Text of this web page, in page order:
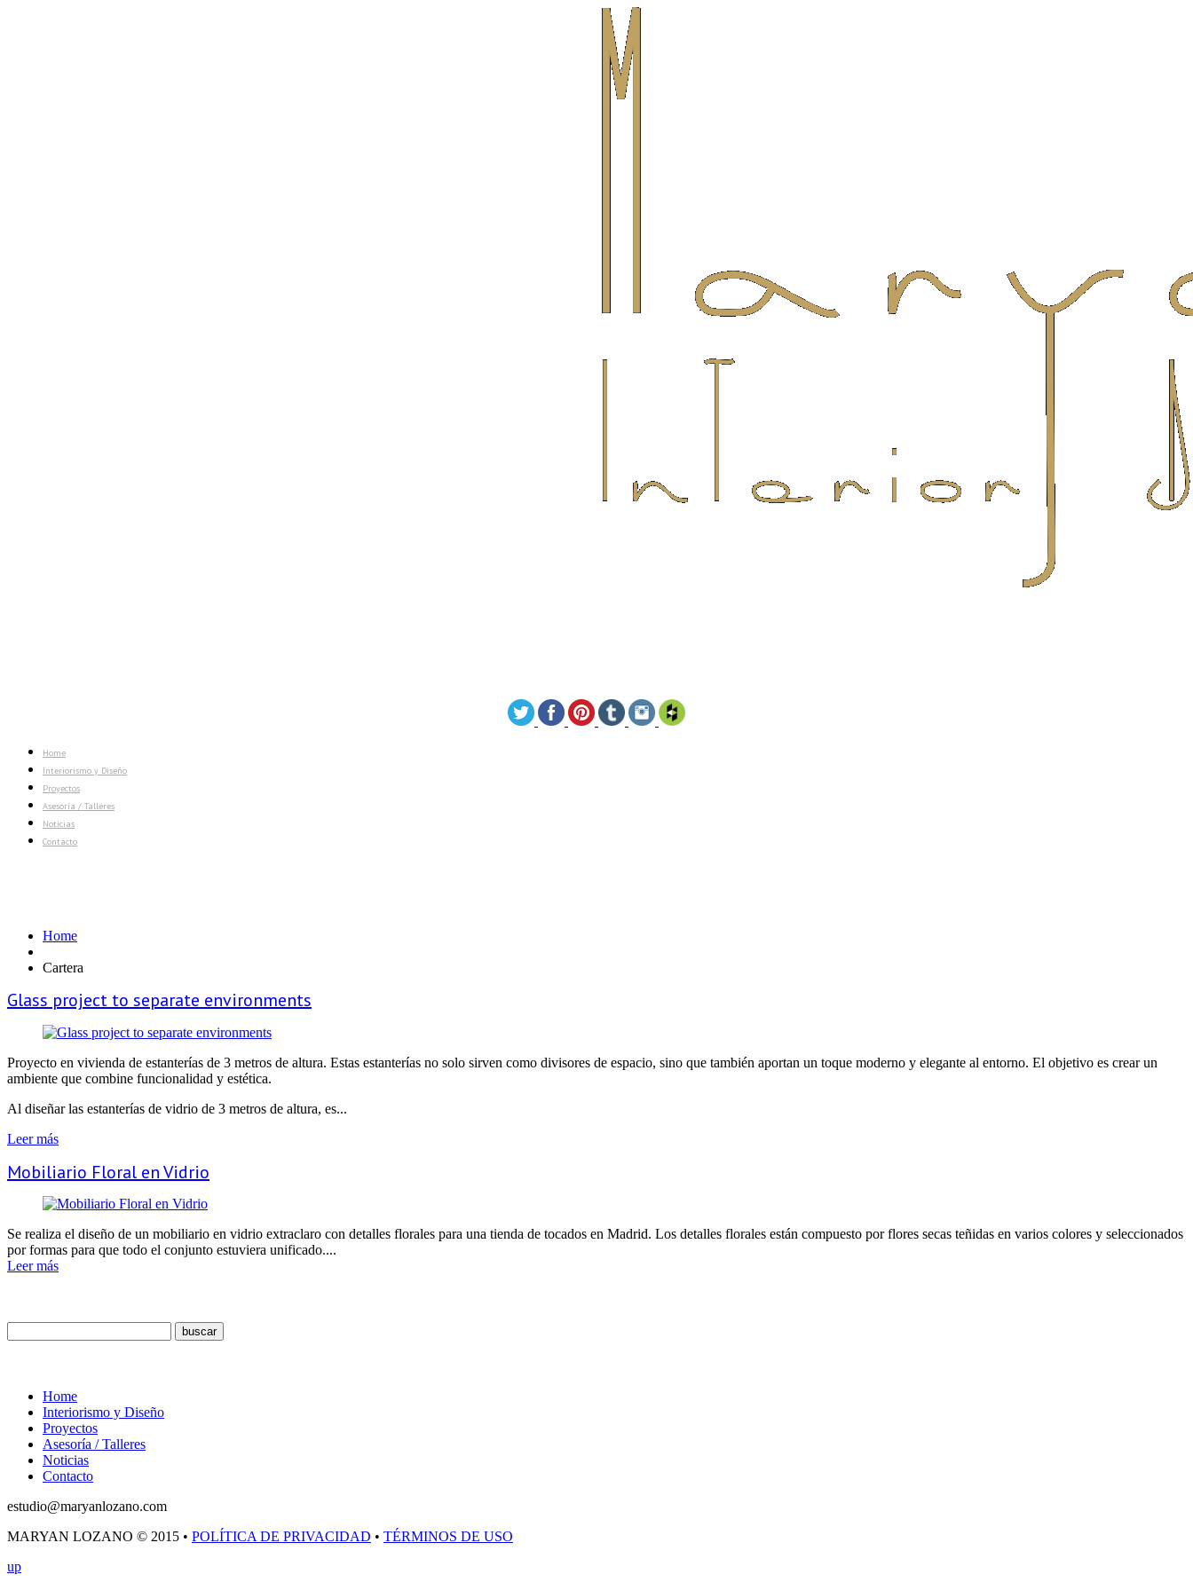
Home
Interiorismo y Diseño
Proyectos
Asesoría / Talleres
Noticias
Contacto
Home
Cartera
Glass project to separate environments
Proyecto en vivienda de estanterías de 3 metros de altura. Estas estanterías no solo sirven como divisores de espacio, sino que también aportan un toque moderno y elegante al entorno. El objetivo es crear un
ambiente que combine funcionalidad y estética.
Al diseñar las estanterías de vidrio de 3 metros de altura, es...
Leer más
Mobiliario Floral en Vidrio
Se realiza el diseño de un mobiliario en vidrio extraclaro con detalles florales para una tienda de tocados en Madrid. Los detalles florales están compuesto por flores secas teñidas en varios colores y seleccionados
por formas para que todo el conjunto estuviera unificado....
Leer más
Home
Interiorismo y Diseño
Proyectos
Asesoría / Talleres
Noticias
Contacto
estudio@maryanlozano.com
MARYAN LOZANO © 2015 • POLÍTICA DE PRIVACIDAD • TÉRMINOS DE USO
up